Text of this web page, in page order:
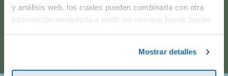
y análisis web, los cuales pueden combinarla con otra
información recopilada a partir del uso que hayas hecho
Mostrar detalles
Horario de atención telefónica: de Lunes a Viernes, de
9:00h a 17:00h.